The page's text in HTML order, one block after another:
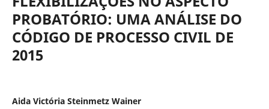
PROBATÓRIO: UMA ANÁLISE DO
CÓDIGO DE PROCESSO CIVIL DE
2015
Aida Victória Steinmetz Wainer